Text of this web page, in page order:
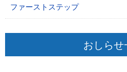
ファーストステップ
おしらせ